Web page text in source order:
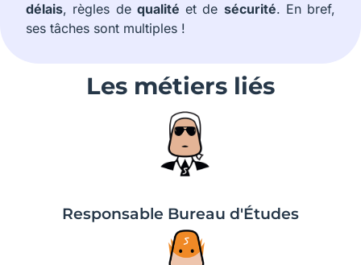
délais, règles de qualité et de sécurité. En bref,
ses tâches sont multiples !
Les métiers liés
Responsable Bureau d'Études